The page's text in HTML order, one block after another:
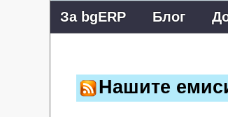
За bgERP Блог
Нашите